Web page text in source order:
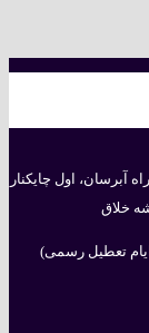
آبرسان، اول چایکنار
خلاق